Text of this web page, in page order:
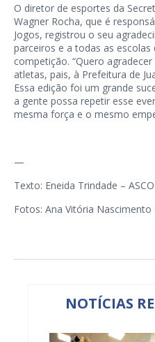
O diretor de esportes da
Wagner Rocha, que é
Jogos, registrou o seu
parceiros e a todas as escolas
competição. “Quero
atletas, pais, à Prefeitura de
Essa edição foi um grande
a gente possa repetir esse
mesma força e o mesmo
—
Texto: Eneida Trindade –
Fotos: Ana Vitória Nascimento
NOTÍCIAS